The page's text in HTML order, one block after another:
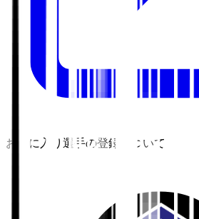
お気に入り選手の登録について